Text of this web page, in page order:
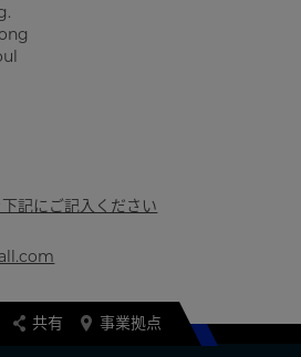
記にご記入ください
共有 事業拠点